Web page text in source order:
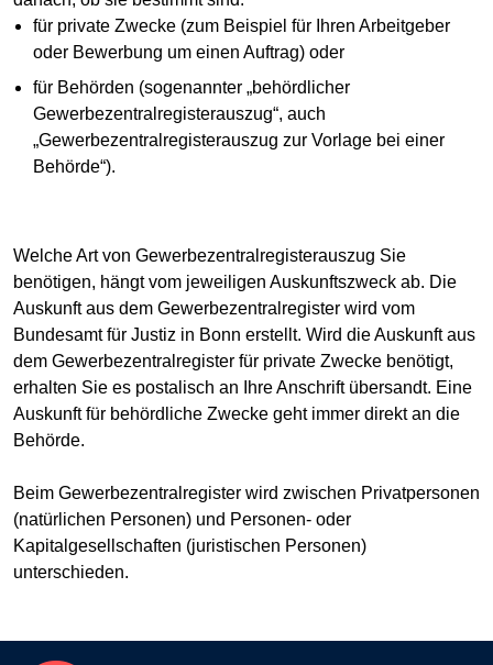
für private Zwecke (zum Beispiel für Ihren Arbeitgeber
oder Bewerbung um einen Auftrag) oder
für Behörden (sogenannter „behördlicher
Gewerbezentralregisterauszug“, auch
„Gewerbezentralregisterauszug zur Vorlage bei einer
Behörde“).
Welche Art von Gewerbezentralregisterauszug Sie
benötigen, hängt vom jeweiligen Auskunftszweck ab. Die
Auskunft aus dem Gewerbezentralregister wird vom
Bundesamt für Justiz in Bonn erstellt. Wird die Auskunft aus
dem Gewerbezentralregister für private Zwecke benötigt,
erhalten Sie es postalisch an Ihre Anschrift übersandt. Eine
Auskunft für behördliche Zwecke geht immer direkt an die
Behörde.
Beim Gewerbezentralregister wird zwischen Privatpersonen
(natürlichen Personen) und Personen- oder
Kapitalgesellschaften (juristischen Personen)
unterschieden.